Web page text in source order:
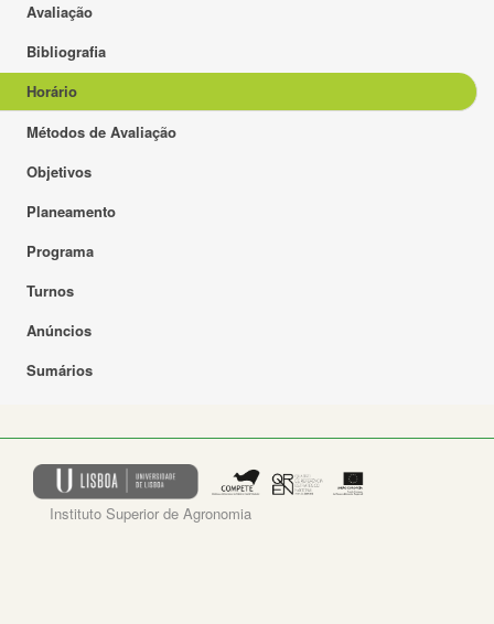
Avaliação
Bibliografia
Horário
Métodos de Avaliação
Objetivos
Planeamento
Programa
Turnos
Anúncios
Sumários
Instituto Superior de Agronomia